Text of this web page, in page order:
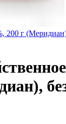
200 г